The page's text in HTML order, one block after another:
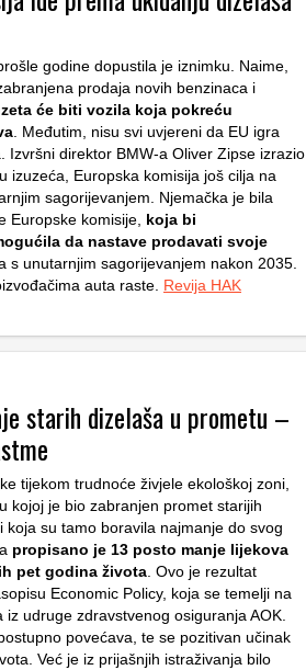
godine dopustila je iznimku. Naime,
prodaja novih benzinaca i
će biti vozila koja pokreću
. Međutim, nisu svi uvjereni da EU igra
Izvršni direktor BMW-a Oliver Zipse izrazio
izuzeća, Europska komisija još cilja na
sagorijevanjem. Njemačka je bila
Europske komisije, koja bi
da nastave prodavati svoje
s unutarnjim sagorijevanjem nakon 2035.
auta raste. Revija HAK
starih dizelaša u prometu –
tijekom trudnoće živjele ekološkoj zoni,
kojoj je bio zabranjen promet starijih
koja su tamo boravila najmanje do svog
propisano je 13 posto manje lijekova
pet godina života . Ovo je rezultat
Economic Policy, koja se temelji na
udruge zdravstvenog osiguranja AOK.
povećava, te se pozitivan učinak
Već je iz prijašnjih istraživanja bilo